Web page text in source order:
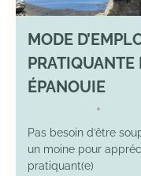
MODE
PRATIQUANTE
ÉPANOUIE
•
Pas besoin d’être
un moine pour
pratiquant(e)